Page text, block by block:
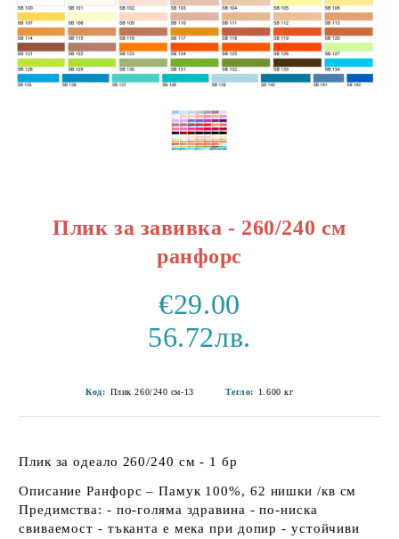
Плик за завивка - 260/240 см
ранфорс
€29.00
56.72лв.
Код: Плик 260/240 см-13 Тегло: 1.600 кг
Плик за одеало 260/240 см - 1 бр
Описание Ранфорс – Памук 100%, 62 нишки /кв см
Предимства: - по-голяма здравина - по-ниска
свиваемост - тъканта е мека при допир - устойчиви